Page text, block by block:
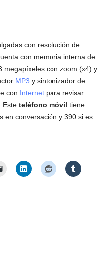
con resolución de
con memoria interna de
megapíxeles con zoom (x4) y
MP3 y sintonizador de
con Internet para revisar
Este teléfono móvil tiene
en conversación y 390 si es